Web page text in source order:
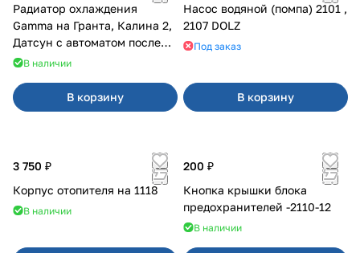
Радиатор охлаждения
Gamma на Гранта, Калина 2,
Датсун с автоматом после
2015 года
В наличии
В корзину
Насос водяной (помпа) 2101 ,
2107 DOLZ
Под заказ
В корзину
3 750 ₽
Корпус отопителя на 1118
В наличии
200 ₽
Кнопка крышки блока
предохранителей -2110-12
В наличии